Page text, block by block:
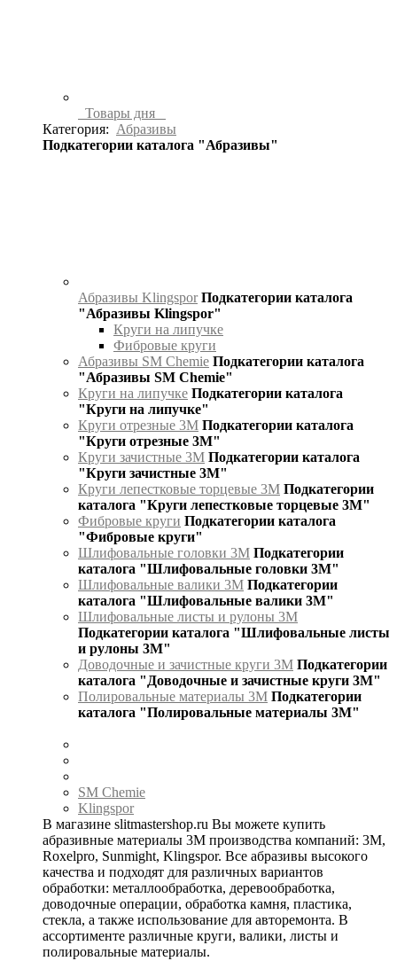
Товары дня
Категория: Абразивы
Подкатегории каталога "Абразивы"
Абразивы Klingspor Подкатегории каталога
"Абразивы Klingspor"
Круги на липучке
Фибровые круги
Абразивы SM Chemie Подкатегории каталога
"Абразивы SM Chemie"
Круги на липучке Подкатегории каталога
"Круги на липучке"
Круги отрезные 3М Подкатегории каталога
"Круги отрезные 3М"
Круги зачистные 3М Подкатегории каталога
"Круги зачистные 3М"
Круги лепестковые торцевые 3М Подкатегории
каталога "Круги лепестковые торцевые 3М"
Фибровые круги Подкатегории каталога
"Фибровые круги"
Шлифовальные головки 3М Подкатегории
каталога "Шлифовальные головки 3М"
Шлифовальные валики 3М Подкатегории
каталога "Шлифовальные валики 3М"
Шлифовальные листы и рулоны 3М
Подкатегории каталога "Шлифовальные листы
и рулоны 3М"
Доводочные и зачистные круги 3М Подкатегории
каталога "Доводочные и зачистные круги 3М"
Полировальные материалы 3М Подкатегории
каталога "Полировальные материалы 3М"
SM Chemie
Klingspor
В магазине slitmastershop.ru Вы можете купить
абразивные материалы 3М производства компаний: 3М,
Roxelpro, Sunmight, Klingspor. Все абразивы высокого
качества и подходят для различных вариантов
обработки: металлообработка, деревообработка,
доводочные операции, обработка камня, пластика,
стекла, а также использование для авторемонта. В
ассортименте различные круги, валики, листы и
полировальные материалы.